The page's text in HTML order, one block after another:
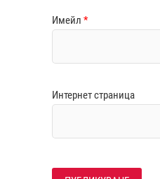
Имейл *
Интернет страница